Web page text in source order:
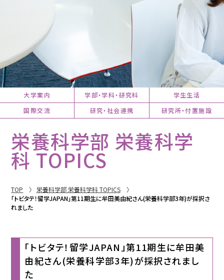
大学案内 学部・学科・研究科
学生生活
国際交流
研究・社会連携 研究所・付置施設
栄養科学部 栄養科学
科 TOPICS
TOP
栄養科学部 栄養科学科 TOPICS
「トビタテ！留学JAPAN」第11期生に牟田美由紀さん(栄養科学部3年)が採択さ
れました
「トビタテ！留学JAPAN」第11期生に牟田美
由紀さん(栄養科学部3年)が採択されまし
た